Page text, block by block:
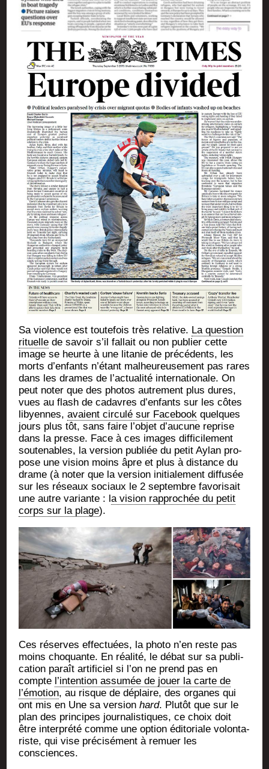
Sa vio­lence est tou­te­fois très rela­tive. La ques­tion
rituelle de savoir s’il fal­lait ou non publier cette
image se heurte à une lita­nie de pré­cé­dents, les
morts d’enfants n’étant mal­heu­reu­se­ment pas rares
dans les drames de l’actualité inter­na­tio­nale. On
peut noter que des pho­tos autre­ment plus dures,
vues au flash de cadavres d’enfants sur les côtes
libyennes,avaient cir­cu­lé sur Face­book quelques
jours plus tôt, sans faire l’objet d’aucune reprise
dans la presse. Face à ces images dif­fi­ci­le­ment
sou­te­nables, la ver­sion publiée du petit Aylan pro­
pose une vision moins âpre et plus à dis­tance du
drame (à noter que la ver­sion ini­tia­le­ment dif­fu­sée
sur les réseaux sociaux le 2 sep­tembre favo­ri­sait
une autre variante : la vision rap­pro­chée du petit
corps sur la plage).
Ces réserves effec­tuées, la pho­to n’en reste pas
moins cho­quante. En réa­li­té, le débat sur sa publi­
ca­tion paraît arti­fi­ciel si l’on ne prend pas en
compte l’intention assu­mée de jouer la carte de
l’émotion, au risque de déplaire, des organes qui
ont mis en Une sa ver­sionhard. Plu­tôt que sur le
plan des prin­cipes jour­na­lis­tiques, ce choix doit
être inter­pré­té comme une option édi­to­riale volon­ta­
riste, qui vise pré­ci­sé­ment à remuer les
consciences.